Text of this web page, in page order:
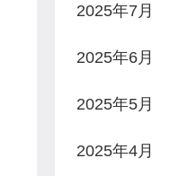
2025年7月
2025年6月
2025年5月
2025年4月